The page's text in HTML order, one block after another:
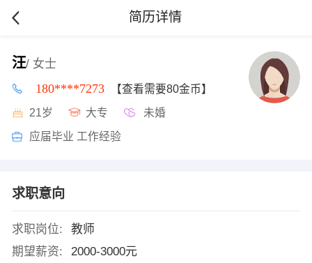
简历详情
汪/ 女士
180****7273 【查看需要80金币】
21岁 大专 未婚
应届毕业 工作经验
求职意向
求职岗位:
教师
期望薪资:
2000-3000元